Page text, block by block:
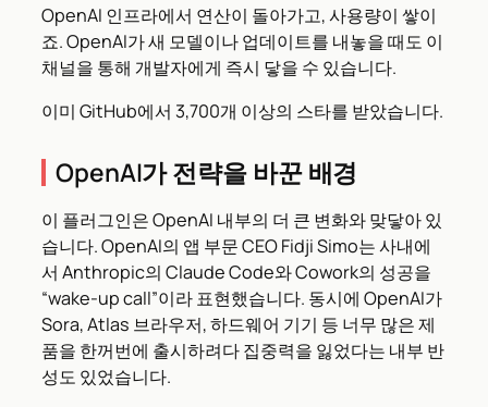
OpenAI 인프라에서 연산이 돌아가고, 사용량이 쌓이
죠. OpenAI가 새 모델이나 업데이트를 내놓을 때도 이
채널을 통해 개발자에게 즉시 닿을 수 있습니다.
이미 GitHub에서 3,700개 이상의 스타를 받았습니다.
OpenAI가 전략을 바꾼 배경
이 플러그인은 OpenAI 내부의 더 큰 변화와 맞닿아 있
습니다. OpenAI의 앱 부문 CEO Fidji Simo는 사내에
서 Anthropic의 Claude Code와 Cowork의 성공을
“wake-up call”이라 표현했습니다. 동시에 OpenAI가
Sora, Atlas 브라우저, 하드웨어 기기 등 너무 많은 제
품을 한꺼번에 출시하려다 집중력을 잃었다는 내부 반
성도 있었습니다.